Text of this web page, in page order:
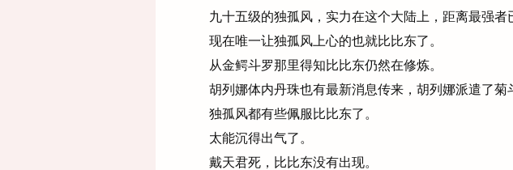
九十五级的独孤风，实力在这个大陆上，距离最强者
现在唯一让独孤风上心的也就比比东了。
从金鳄斗罗那里得知比比东仍然在修炼。
胡列娜体内丹珠也有最新消息传来，胡列娜派遣了菊
独孤风都有些佩服比比东了。
太能沉得出气了。
戴天君死，比比东没有出现。